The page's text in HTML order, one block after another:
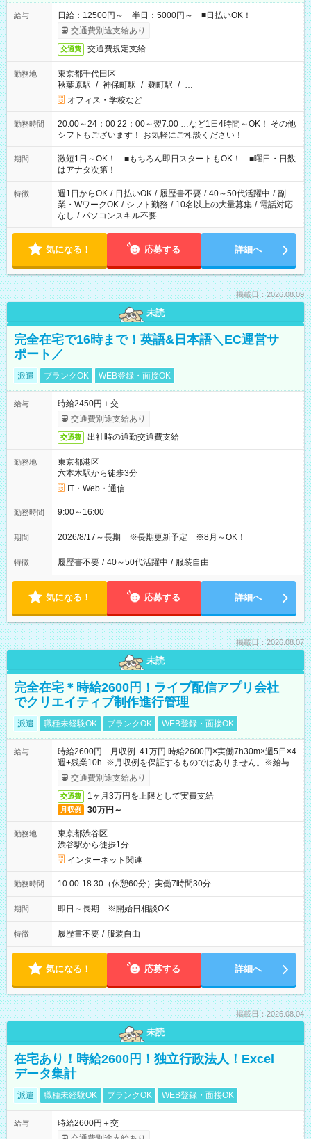
給与
日給：12500円～ 半日：5000円～ ■日払いOK！
交通費別途支給あり
交通費 交通費規定支給
勤務地
東京都千代田区
秋葉原駅 / 神保町駅 / 麹町駅 / …
オフィス・学校など
勤務時間
20:00～24：00 22：00～翌7:00 …など1日4時間～OK！ その他
シフトもございます！ お気軽にご相談ください！
期間
激短1日～OK！ ■もちろん即日スタートもOK！ ■曜日・日数
はアナタ次第！
特徴 週1日からOK / 日払いOK / 履歴書不要 / 40～50代活躍中 / 副
業・WワークOK / シフト勤務 / 10名以上の大量募集 / 電話対応
なし / パソコンスキル不要
気になる！ 応募する 詳細へ
掲載日：2026.08.09
未読
完全在宅で16時まで！英語&日本語＼EC運営サ
ポート／
派遣 ブランクOK WEB登録・面接OK
給与
時給2450円＋交
交通費別途支給あり
交通費 出社時の通勤交通費支給
勤務地
東京都港区
六本木駅から徒歩3分
IT・Web・通信
勤務時間 9:00～16:00
期間 2026/8/17～長期 ※長期更新予定 ※8月～OK！
特徴 履歴書不要 / 40～50代活躍中 / 服装自由
気になる！ 応募する 詳細へ
掲載日：2026.08.07
未読
完全在宅＊時給2600円！ライブ配信アプリ会社
でクリエイティブ制作進行管理
派遣 職種未経験OK ブランクOK WEB登録・面接OK
給与
時給2600円 月収例 41万円 時給2600円×実働7h30m×週5日×4
週+残業10h ※月収例を保証するものではありません。※給与即
受取りサービス利用可（利用条件有）
交通費別途支給あり
交通費 1ヶ月3万円を上限として実費支給
月収例 30万円～
勤務地
東京都渋谷区
渋谷駅から徒歩1分
インターネット関連
勤務時間 10:00-18:30（休憩60分）実働7時間30分
期間 即日～長期 ※開始日相談OK
特徴 履歴書不要 / 服装自由
気になる！ 応募する 詳細へ
掲載日：2026.08.04
未読
在宅あり！時給2600円！独立行政法人！Excel
データ集計
派遣 職種未経験OK ブランクOK WEB登録・面接OK
給与
時給2600円＋交